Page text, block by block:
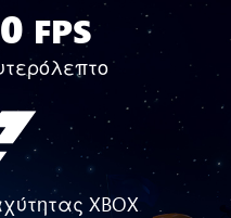
FPS
XBOX